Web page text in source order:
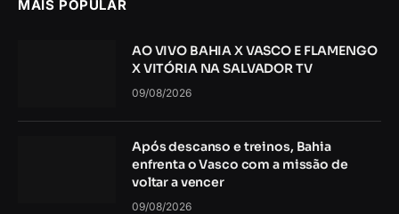
MAIS POPULAR
AO VIVO BAHIA X VASCO E FLAMENGO
X VITÓRIA NA SALVADOR TV
09/08/2026
Após descanso e treinos, Bahia
enfrenta o Vasco com a missão de
voltar a vencer
09/08/2026